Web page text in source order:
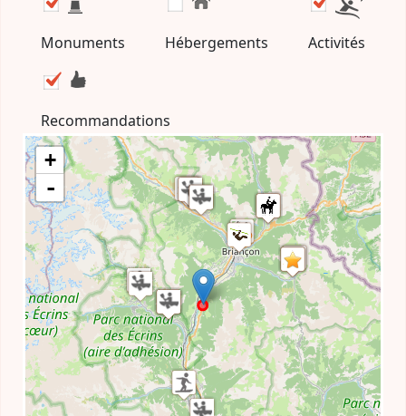
Monuments Hébergements Activités
Recommandations
+
-